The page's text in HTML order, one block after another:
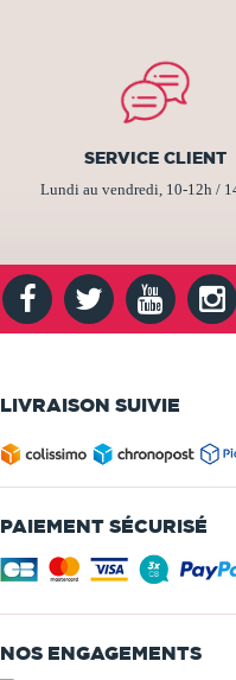
SERVICE CLIENT
Lundi au vendredi, 10-12h /
LIVRAISON SUIVIE
PAIEMENT SÉCURISÉ
NOS ENGAGEMENTS